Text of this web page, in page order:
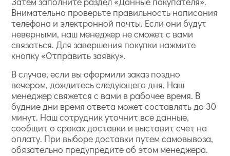
Внимательно проверьте правильность написания
телефона и электронной почты. Если они будут
неверными, наш менеджер не сможет с вами
связаться. Для завершения покупки нажмите
кнопку «Отправить заявку».
В случае, если вы оформили заказ поздно
вечером, дождитесь следующего дня. Наш
менеджер свяжется с вами в рабочее время. В
будние дни время ответа может составлять до 30
минут. Наш сотрудник уточнит все данные,
сообщит о сроках доставки и выставит счет на
оплату. При выборе доставки путем самовывоза,
обязательно предупредите об этом менеджера.